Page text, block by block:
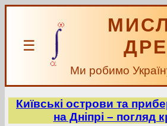
☰
Ми робимо
Київські острови та
на Дніпрі – погляд